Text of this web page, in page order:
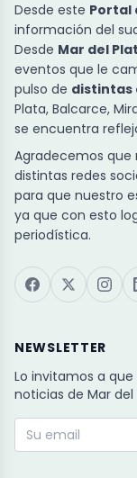
Desde este Portal
información del
Desde Mar del
eventos que le
pulso de distintas
Plata, Balcarce,
se encuentra
Agradecemos que
distintas redes
para que nuestro
ya que con esto
periodística.
NEWSLETTER
Lo invitamos a
noticias de Mar del